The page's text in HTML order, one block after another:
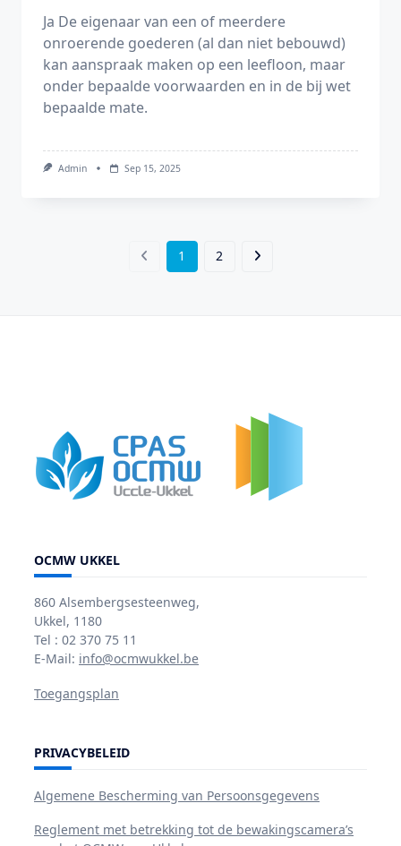
Ja De eigenaar van een of meerdere
onroerende goederen (al dan niet bebouwd)
kan aanspraak maken op een leefloon, maar
onder bepaalde voorwaarden en in de bij wet
bepaalde mate.
Admin Sep 15, 2025
1 2
OCMW UKKEL
860 Alsembergsesteenweg,
Ukkel, 1180
Tel : 02 370 75 11
E-Mail: info@ocmwukkel.be
Toegangsplan
PRIVACYBELEID
Algemene Bescherming van Persoonsgegevens
Reglement met betrekking tot de bewakingscamera’s